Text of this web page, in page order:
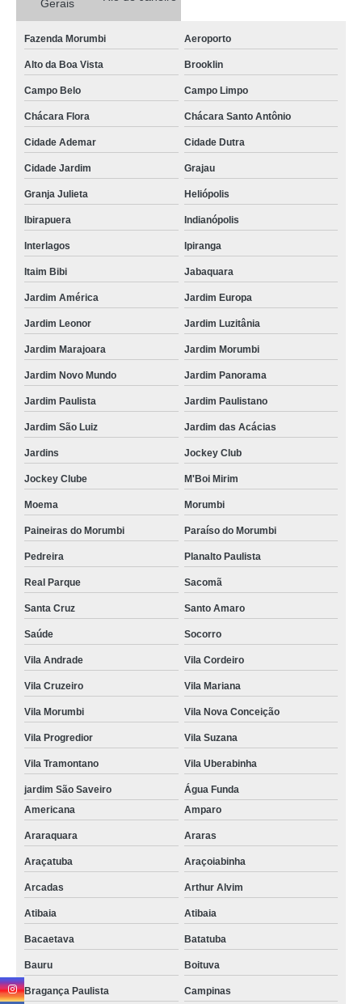
onde faz reciclagem de bateria celular Brasilândia
reciclagem de baterias automotivas Heliópolis
reciclagem de bateria Jardim Novo Mundo
reciclagem de bateria de aparelhos eletrônico Salto
onde faz reciclagem bateria automotiva Distrito Federal
onde fazer reciclagem de baterias automotivas Jardim Novo Mundo
onde fazer reciclagem de bateria celular Distrito Federal
onde fazer reciclagem bateria automotiva Vinhedo
onde faz reciclagem de bateria de celular Porto Alegre
onde faz reciclagem bateria automotiva Cocais
reciclagem de baterias Guararema
onde faz reciclagem de bateria Vila Cordeiro
reciclagem bateria automotiva Vargem Grande Paulista
reciclagem de bateria celular Francisco Morato
reciclagem de bateria e pilha orçamento Vila Batista
onde faz reciclagem baterias Suzano
reciclagem de bateria de aparelhos eletrônico Vila Suzana
reciclagem baterias Socorro
onde fazer reciclagem de bateria de aparelhos eletrônico Ibiúna
onde faz reciclagem de bateria celular Jacareí
reciclagem de bateria e pilha Osasco
onde faz reciclagem de bateria eletrônicos Suzano
reciclagem de bateria eletrônicos orçar Vila Medeiros
reciclagem de baterias orçar Vila Andrade
reciclagem bateria automotiva Americana
onde faz reciclagem de bateria de aparelhos eletrônico Votuporanga
reciclagem de baterias automotivas Uberlândia
onde fazer reciclagem bateria automotiva Vila Suzana
reciclagem de bateria e pilha orçar Salto
Gerais
Fazenda Morumbi Aeroporto
Alto da Boa Vista Brooklin
Campo Belo Campo Limpo
Chácara Flora Chácara Santo Antônio
Cidade Ademar Cidade Dutra
Cidade Jardim Grajau
Granja Julieta Heliópolis
Ibirapuera Indianópolis
Interlagos Ipiranga
Itaim Bibi Jabaquara
Jardim América Jardim Europa
Jardim Leonor Jardim Luzitânia
Jardim Marajoara Jardim Morumbi
Jardim Novo Mundo Jardim Panorama
Jardim Paulista Jardim Paulistano
Jardim São Luiz Jardim das Acácias
Jardins Jockey Club
Jockey Clube M'Boi Mirim
Moema Morumbi
Paineiras do Morumbi Paraíso do Morumbi
Pedreira Planalto Paulista
Real Parque Sacomã
Santa Cruz Santo Amaro
Saúde Socorro
Vila Andrade Vila Cordeiro
Vila Cruzeiro Vila Mariana
Vila Morumbi Vila Nova Conceição
Vila Progredior Vila Suzana
Vila Tramontano Vila Uberabinha
jardim São Saveiro
Água Funda
Americana
Amparo
Araraquara Araras
Araçatuba Araçoiabinha
Arcadas Arthur Alvim
Atibaia Atibaia
Bacaetava Batatuba
Bauru Boituva
Bragança Paulista Campinas